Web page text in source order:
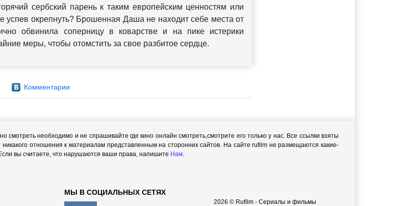
сербский парень к таким европейским ценностям или
успев окрепнуть? Брошенная Даша не находит себе места от
обвинила соперницу в коварстве и на пике истерики
меры, чтобы отомстить за свое разбитое сердце.
Комментарии
необходимо и не спрашивайте где кино онлайн смотреть,cмотрите его только у нас. Все ссылки взяты
отношения к материалам представленным на сторонних сайтов. На сайте rufilm не размещаются какие-
вы считаете, что нарушаются ваши права, напишите Нам.
МЫ В СОЦИАЛЬНЫХ СЕТЯХ
2026 © Rufilm - Сериалы и фильмы